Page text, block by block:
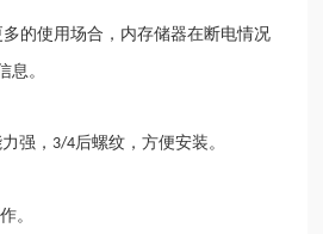
多的使用场合，内存储器在断电情况
息。
强， 3/4后螺纹，方便安装。
。